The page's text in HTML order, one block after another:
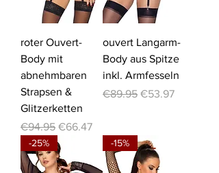
roter Ouvert-
Body mit
abnehmbaren
Strapsen &
Glitzerketten
Regular Price
€94.95 Sale Price
€66.47
ouvert Langarm-
Body aus Spitze
inkl. Armfesseln
Regular Price
€89.95 Sale Price
€53.97
-25% -15%